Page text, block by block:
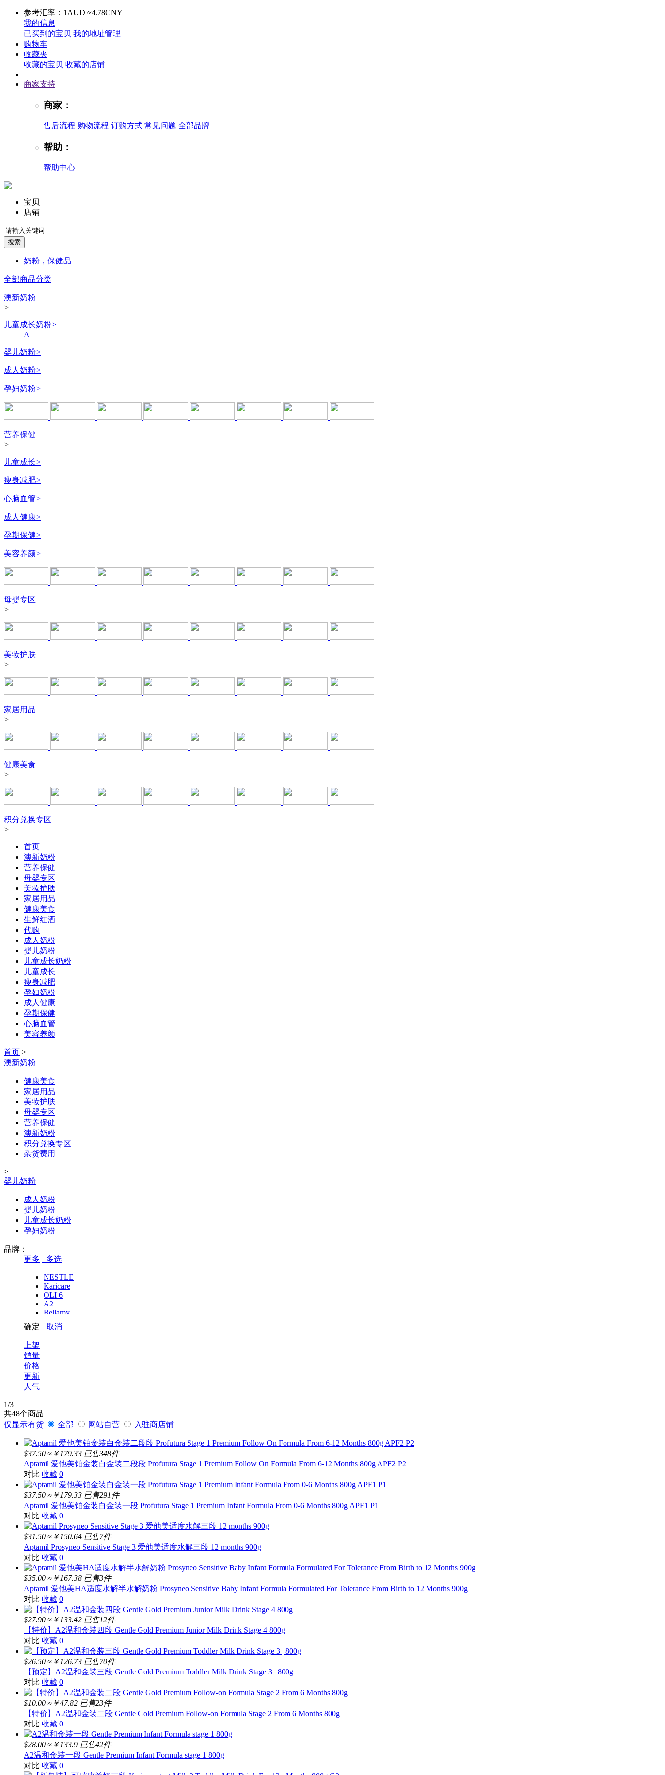
参考汇率：1AUD ≈4.78CNY
我的信息
已买到的宝贝 我的地址管理
购物车
收藏夹
收藏的宝贝 收藏的店铺
商家支持
商家：
售后流程 购物流程 订购方式 常见问题 全部品牌
帮助：
帮助中心
宝贝
店铺
奶粉，保健品
全部商品分类
澳新奶粉
>
儿童成长奶粉>
A
婴儿奶粉>
成人奶粉>
孕妇奶粉>
营养保健
>
儿童成长>
瘦身减肥>
心脑血管>
成人健康>
孕期保健>
美容养颜>
母婴专区
>
美妆护肤
>
家居用品
>
健康美食
>
积分兑换专区
>
首页
澳新奶粉
营养保健
母婴专区
美妆护肤
家居用品
健康美食
生鲜红酒
代购
成人奶粉
婴儿奶粉
儿童成长奶粉
儿童成长
瘦身减肥
孕妇奶粉
成人健康
孕期保健
心脑血管
美容养颜
首页 >
澳新奶粉
健康美食
家居用品
美妆护肤
母婴专区
营养保健
澳新奶粉
积分兑换专区
杂货费用
>
婴儿奶粉
成人奶粉
婴儿奶粉
儿童成长奶粉
孕妇奶粉
品牌：
更多 +多选
NESTLE
Karicare
OLI 6
A2
Bellamy
Aptamil
S26
确定 取消
上架
销量
价格
更新
人气
1/3
共48个商品
仅显示有货
全部 网站自营 入驻商店铺
$37.50 ≈￥179.33 已售348件
Aptamil 爱他美铂金装白金装二段段 Profutura Stage 1 Premium Follow On Formula From 6-12 Months 800g APF2 P2
对比 收藏 0
$37.50 ≈￥179.33 已售291件
Aptamil 爱他美铂金装白金装一段 Profutura Stage 1 Premium Infant Formula From 0-6 Months 800g APF1 P1
对比 收藏 0
$31.50 ≈￥150.64 已售7件
Aptamil Prosyneo Sensitive Stage 3 爱他美适度水解三段 12 months 900g
对比 收藏 0
$35.00 ≈￥167.38 已售3件
Aptamil 爱他美HA适度水解半水解奶粉 Prosyneo Sensitive Baby Infant Formula Formulated For Tolerance From Birth to 12 Months 900g
对比 收藏 0
$27.90 ≈￥133.42 已售12件
【特价】A2温和金装四段 Gentle Gold Premium Junior Milk Drink Stage 4 800g
对比 收藏 0
$26.50 ≈￥126.73 已售70件
【预定】A2温和金装三段 Gentle Gold Premium Toddler Milk Drink Stage 3 | 800g
对比 收藏 0
$10.00 ≈￥47.82 已售23件
【特价】A2温和金装二段 Gentle Gold Premium Follow-on Formula Stage 2 From 6 Months 800g
对比 收藏 0
$28.00 ≈￥133.9 已售42件
A2温和金装一段 Gentle Premium Infant Formula stage 1 800g
对比 收藏 0